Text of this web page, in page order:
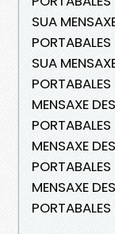
SUA
SUA
MENSAXE
MENSAXE
MENSAXE